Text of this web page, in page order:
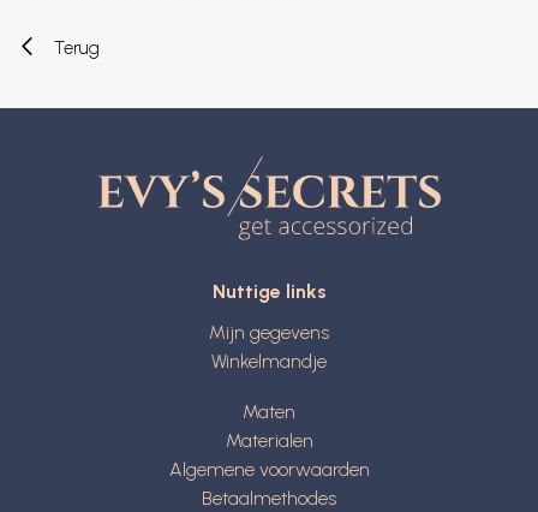
Terug
Nuttige links
Mijn gegevens
Winkelmandje
Maten
Materialen
Algemene voorwaarden
Betaalmethodes